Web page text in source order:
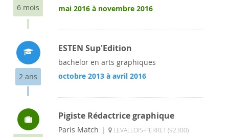
6 mois mai 2016 à novembre 2016
2 ans
ESTEN Sup'Edition
bachelor en arts graphiques
octobre 2013 à avril 2016
Pigiste Rédactrice graphique
Paris Match | LEVALLOIS-PERRET (92300)